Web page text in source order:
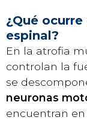
¿Qué
espinal?
En la atrofia
controlan la
se
neuronas
encuentran